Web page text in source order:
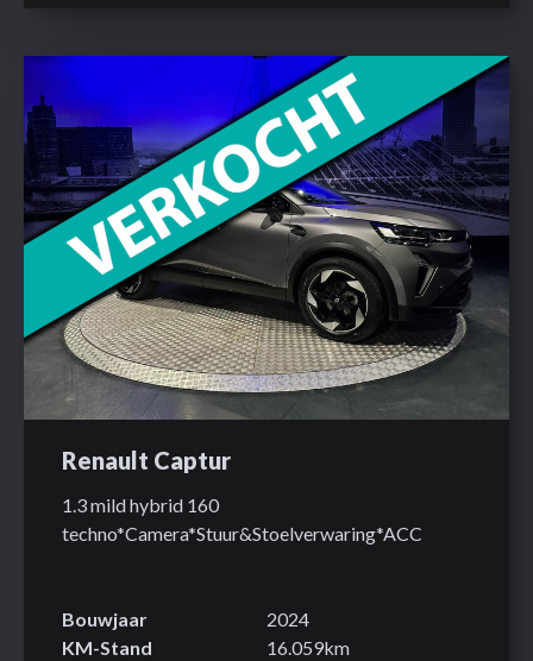
Renault Captur
1.3 mild hybrid 160
techno*Camera*Stuur&Stoelverwaring*ACC
Bouwjaar
2024
KM-Stand
16.059km